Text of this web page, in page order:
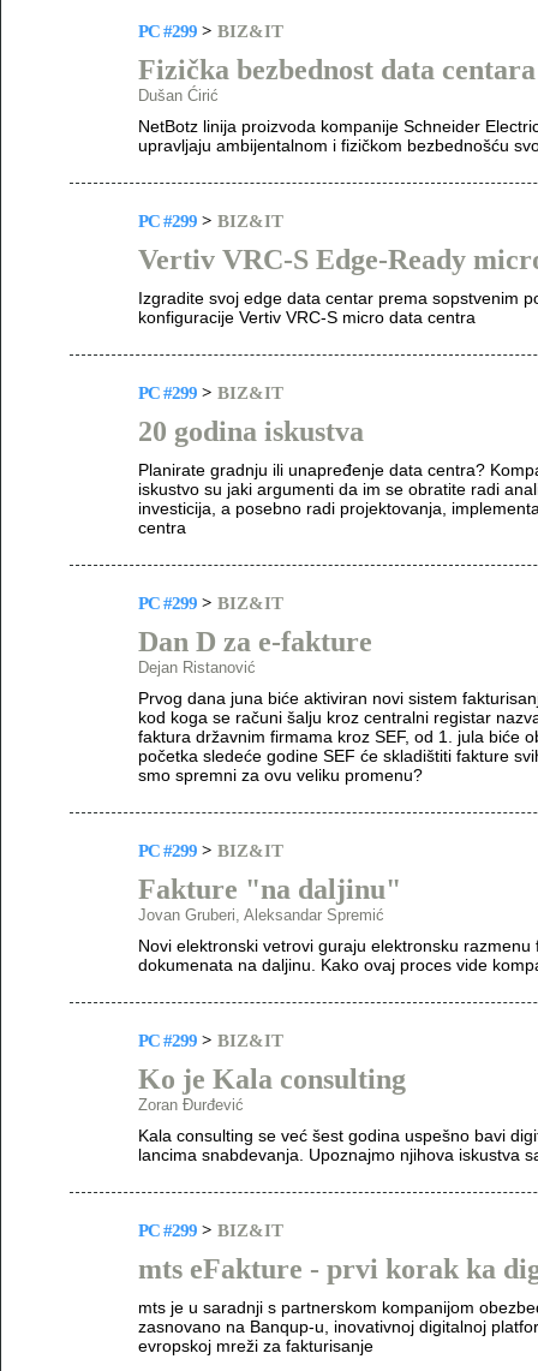
PC #299 > BIZ&IT
Fizička bezbednost data centara
Dušan Ćirić
NetBotz linija proizvoda kompanije Schneider
upravljaju ambijentalnom i fizičkom bezbednošću
PC #299 > BIZ&IT
Vertiv VRC-S Edge-Ready
Izgradite svoj edge data centar prema sopstvenim
konfiguracije Vertiv VRC-S micro data centra
PC #299 > BIZ&IT
20 godina iskustva
Planirate gradnju ili unapređenje data centra?
iskustvo su jaki argumenti da im se obratite radi
investicija, a posebno radi projektovanja,
centra
PC #299 > BIZ&IT
Dan D za e-fakture
Dejan Ristanović
Prvog dana juna biće aktiviran novi sistem
kod koga se računi šalju kroz centralni registar
faktura državnim firmama kroz SEF, od 1. jula biće
početka sledeće godine SEF će skladištiti fakture
smo spremni za ovu veliku promenu?
PC #299 > BIZ&IT
Fakture "na daljinu"
Jovan Gruberi, Aleksandar Spremić
Novi elektronski vetrovi guraju elektronsku
dokumenata na daljinu. Kako ovaj proces vide
PC #299 > BIZ&IT
Ko je Kala consulting
Zoran Đurđević
Kala consulting se već šest godina uspešno bavi
lancima snabdevanja. Upoznajmo njihova iskustva
PC #299 > BIZ&IT
mts eFakture - prvi korak ka
mts je u saradnji s partnerskom kompanijom
zasnovano na Banqup-u, inovativnoj digitalnoj
evropskoj mreži za fakturisanje